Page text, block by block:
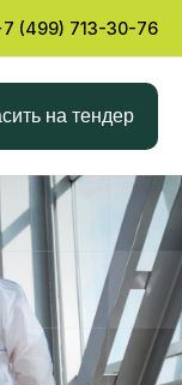
(499) 713-30-76
на тендер